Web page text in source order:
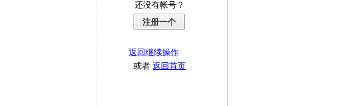
还没有帐号？
注册一个
返回继续操作
或者返回首页